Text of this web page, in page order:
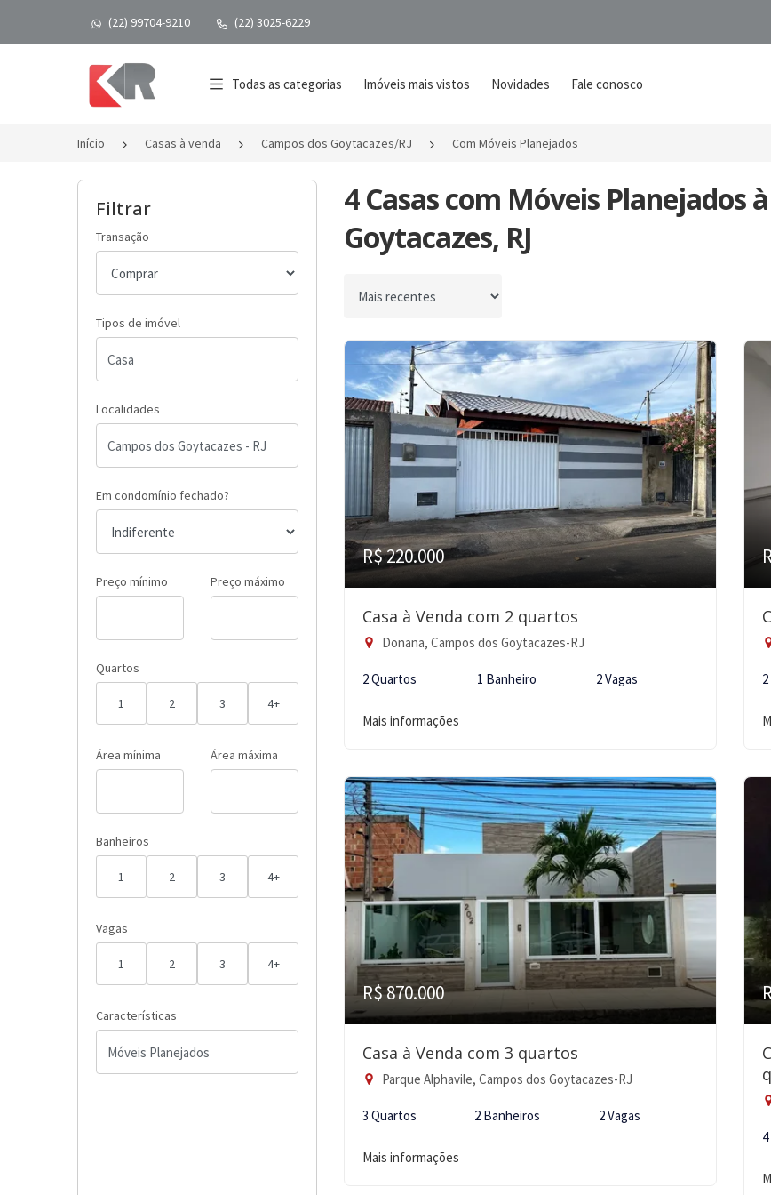
(22) 99704-9210 (22) 3025-6229
Página inicial
Todas as categorias Imóveis mais vistos Novidades Fale conosco
Início Casas à venda Campos dos Goytacazes/RJ Com Móveis Planejados
Filtrar
Transação
Tipos de imóvel
Localidades
Em condomínio fechado?
Preço mínimo Preço máximo
Quartos
1 2 3 4+
Área mínima Área máxima
Banheiros
1 2 3 4+
Vagas
1 2 3 4+
Características
4 Casas com Móveis Planejados
Goytacazes, RJ
Ordenar por
R$ 220.000
Casa à Venda com 2 quartos
Donana, Campos dos Goytacazes-RJ
2 Quartos 1 Banheiro 2 Vagas
Mais informações
R$ 870.000
Casa à Venda com 3 quartos
Parque Alphavile, Campos dos Goytacazes-RJ
3 Quartos 2 Banheiros 2 Vagas
Mais informações